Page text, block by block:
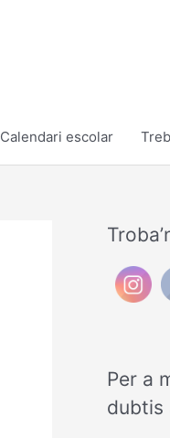
Calendari escolar
Per a
dubtis